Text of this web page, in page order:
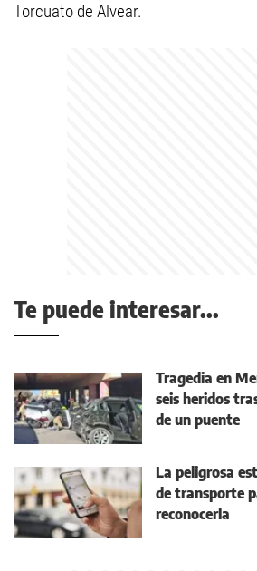
Torcuato de Alvear.
Te puede interesar...
Tragedia en
seis heridos
de un puente
La peligrosa
de transporte
reconocerla